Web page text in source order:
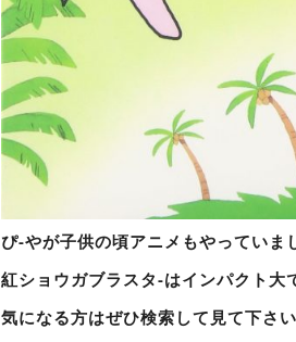
ぴ-やが子供の頃アニメもやっていま
紅ショウガブラスタ-はインパクト大
気になる方はぜひ検索して見て下さい